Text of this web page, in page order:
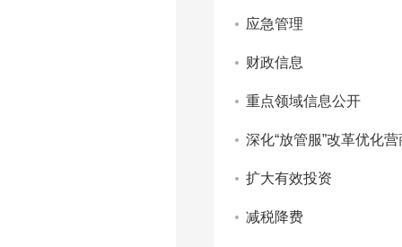
应急管理
财政信息
重点领域信息公开
深化“放管服”改革优化
扩大有效投资
减税降费